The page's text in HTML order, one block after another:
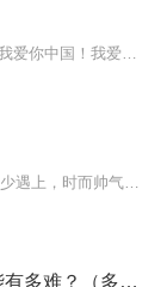
架空|黑道小姐玩穿越：宫斗能有多难？（多人有声剧）